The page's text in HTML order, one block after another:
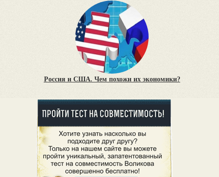
Россия и США. Чем похожи их экономики?